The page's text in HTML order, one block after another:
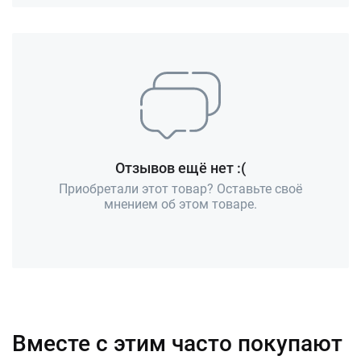
Отзывов ещё нет :(
Приобретали этот товар? Оставьте своё
мнением об этом товаре.
Вместе с этим часто покупают